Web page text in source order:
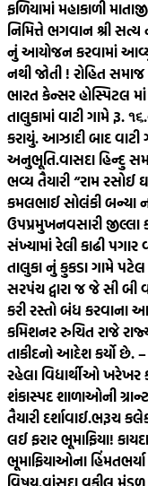
ફળિયામાં મહાકાળી
નિમિત્તે ભગવાન શ્રી
નું આયોજન કરવામાં
નથી જોતી ! રોહિત
ભારત કેન્સર હોસ્પિટલ
તાલુકામાં વાટી ગામે રૂ.
કરાયું. આઝાદી બાદ
અનુભૂતિ.વાસદા હિન્દુ
ભવ્ય તૈયારી “રામ રસોઈ
કમલભાઈ સોલંકી બન્યા
ઉપપ્રમુખનવસારી
સંખ્યામાં રેલી કાઢી
તાલુકા નું કુકડા ગામે
સરપંચ દ્વારા જ જે સી
કરી રસ્તો બંધ કરવાના
કમિશનર રુચિત રાજે
તાકીદનો આદેશ કર્યો છે.
રહેલા વિદ્યાર્થીઓ
શંકાસ્પદ શાળાઓની
તૈયારી દર્શાવાઈ.ભરૂચ
લઈ ફરાર ભૂમાફિયા!
ભૂમાફિયાઓના